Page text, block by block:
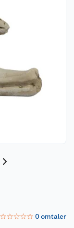
☆☆☆☆☆ 0omtaler